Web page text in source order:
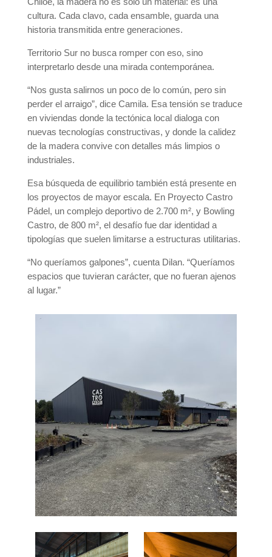
cultura. Cada clavo, cada ensamble, guarda una
historia transmitida entre generaciones.
Territorio Sur no busca romper con eso, sino
interpretarlo desde una mirada contemporánea.
“Nos gusta salirnos un poco de lo común, pero sin
perder el arraigo”, dice Camila. Esa tensión se traduce
en viviendas donde la tectónica local dialoga con
nuevas tecnologías constructivas, y donde la calidez
de la madera convive con detalles más limpios o
industriales.
Esa búsqueda de equilibrio también está presente en
los proyectos de mayor escala. En Proyecto Castro
Pádel, un complejo deportivo de 2.700 m², y Bowling
Castro, de 800 m², el desafío fue dar identidad a
tipologías que suelen limitarse a estructuras utilitarias.
“No queríamos galpones”, cuenta Dilan. “Queríamos
espacios que tuvieran carácter, que no fueran ajenos
al lugar.”